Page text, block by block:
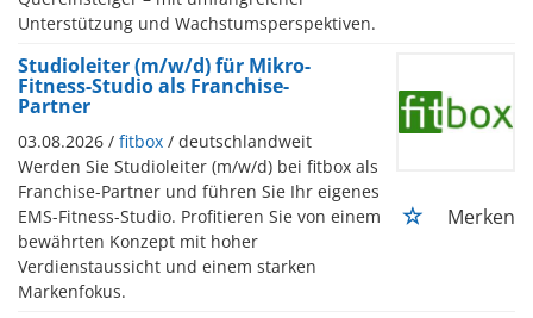
Unterstützung und Wachstumsperspektiven.
Studioleiter (m/w/d) für Mikro-
Fitness-Studio als Franchise-
Partner
03.08.2026 / fitbox / deutschlandweit
Werden Sie Studioleiter (m/w/d) bei fitbox als
Franchise-Partner und führen Sie Ihr eigenes
EMS-Fitness-Studio. Profitieren Sie von einem
bewährten Konzept mit hoher
Verdienstaussicht und einem starken
Markenfokus.
Merken